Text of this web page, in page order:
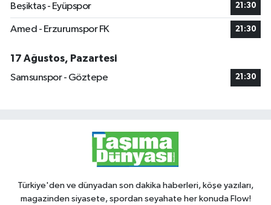
Beşiktaş - Eyüpspor 21:30
Amed - Erzurumspor FK 21:30
17 Ağustos, Pazartesi
Samsunspor - Göztepe
21:30
Türkiye'den ve dünyadan son dakika haberleri, köşe yazıları,
magazinden siyasete, spordan seyahate her konuda Flow!